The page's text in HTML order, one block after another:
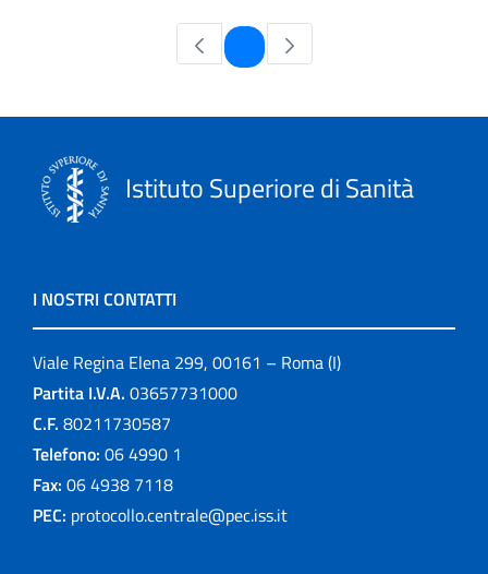
Pagina
Istituto Superiore di Sanità
I NOSTRI CONTATTI
Viale Regina Elena 299, 00161 – Roma (I)
Partita I.V.A. 03657731000
C.F. 80211730587
Telefono: 06 4990 1
Fax: 06 4938 7118
PEC: protocollo.centrale@pec.iss.it